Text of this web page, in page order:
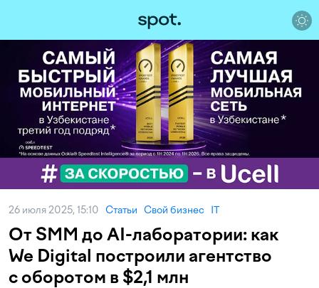
26 июля 2025, 15:10 Статьи Свой бизнес IT
От SMM до AI-лаборатории: как
We Digital построили агентство
с оборотом в $2,1 млн